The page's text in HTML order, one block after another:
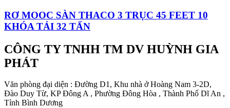
RƠ MOOC SÀN THACO 3 TRỤC 45 FEET 10
KHÓA TẢI 32 TẤN
CÔNG TY TNHH TM DV HUỲNH GIA
PHÁT
Văn phòng đại diện : Đường D1, Khu nhà ở Hoàng Nam 3-2D,
Đào Duy Từ, KP Đông A , Phường Đông Hòa , Thành Phố Dĩ An ,
Tỉnh Bình Dương